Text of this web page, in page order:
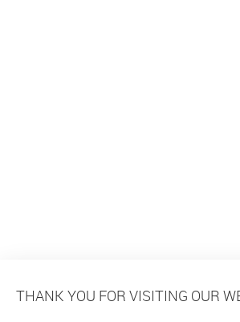
THANK YOU FOR VISITING OUR